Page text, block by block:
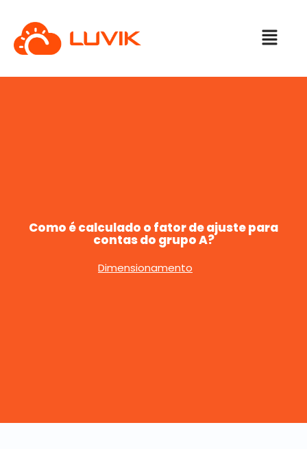
Como é calculado o fator de ajuste para
contas do grupo A?
Dimensionamento